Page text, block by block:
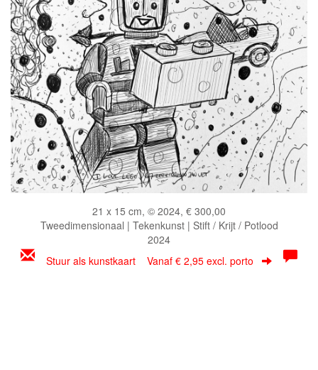
21 x 15 cm, © 2024, € 300,00
Tweedimensionaal | Tekenkunst | Stift / Krijt / Potlood
2024
Stuur als kunstkaart Vanaf € 2,95 excl. porto